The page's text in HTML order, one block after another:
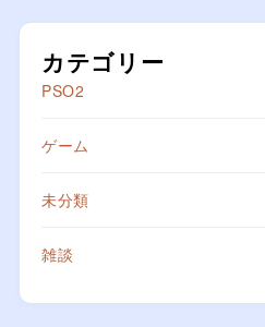
カテゴリー
PSO2
ゲーム
未分類
雑談